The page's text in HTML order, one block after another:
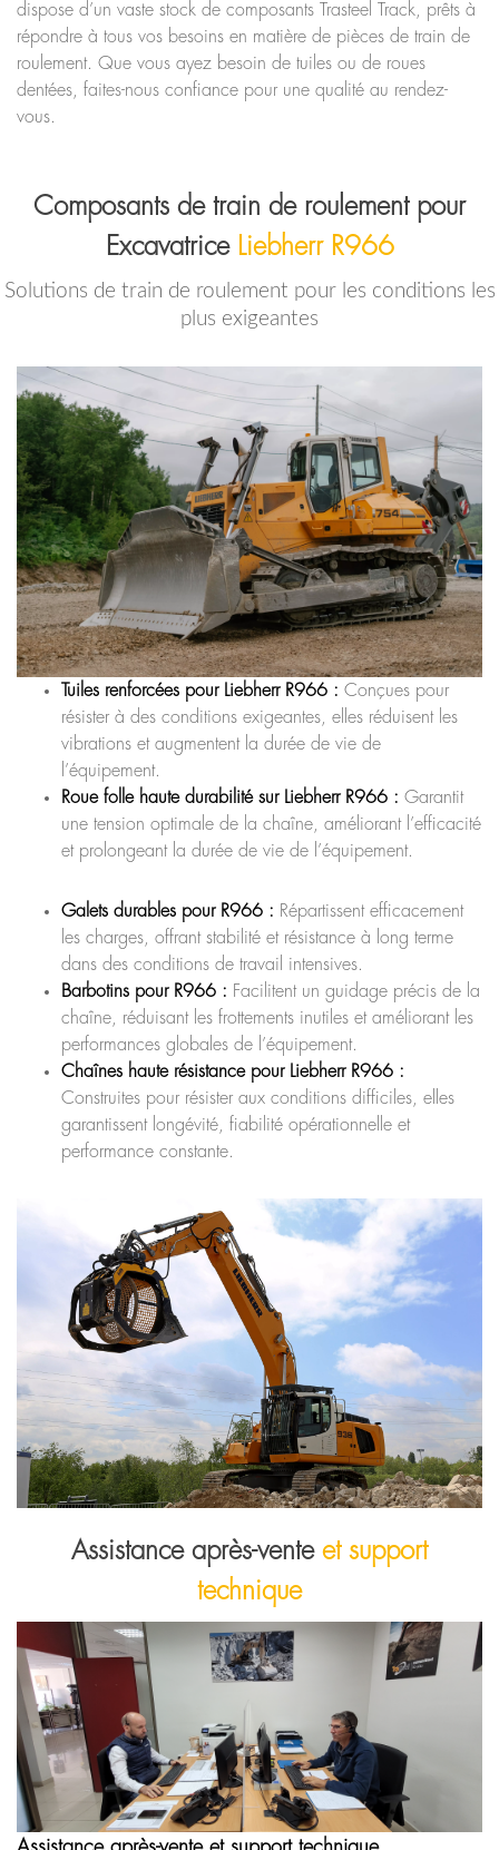
dispose d’un vaste stock de composants Trasteel Track, prêts à
répondre à tous vos besoins en matière de pièces de train de
roulement. Que vous ayez besoin de tuiles ou de roues
dentées, faites-nous confiance pour une qualité au rendez-
vous.
Composants de train de roulement pour
Excavatrice
Liebherr R966
Solutions de train de roulement pour les conditions les
plus exigeantes
Tuiles renforcées pour Liebherr R966 : Conçues pour
résister à des conditions exigeantes, elles réduisent les
vibrations et augmentent la durée de vie de
l’équipement.
Roue folle haute durabilité sur Liebherr R966 : Garantit
une tension optimale de la chaîne, améliorant l’efficacité
et prolongeant la durée de vie de l’équipement.
Galets durables pour R966 : Répartissent efficacement
les charges, offrant stabilité et résistance à long terme
dans des conditions de travail intensives.
Barbotins pour R966 : Facilitent un guidage précis de la
chaîne, réduisant les frottements inutiles et améliorant les
performances globales de l’équipement.
Chaînes haute résistance pour Liebherr R966 :
Construites pour résister aux conditions difficiles, elles
garantissent longévité, fiabilité opérationnelle et
performance constante.
Assistance après-vente et support
technique